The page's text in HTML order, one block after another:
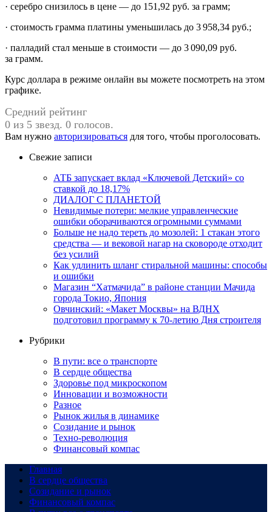
· серебро снизилось в цене — до 151,92 руб. за грамм;
· стоимость грамма платины уменьшилась до 3 958,34 руб.;
· палладий стал меньше в стоимости — до 3 090,09 руб.
за грамм.
Курс доллара в режиме онлайн вы можете посмотреть на этом
графике.
Средний рейтинг
0 из 5 звезд. 0 голосов.
Вам нужно авторизироваться для того, чтобы проголосовать.
Свежие записи
АТБ запускает вклад «Ключевой Детский» со
ставкой до 18,17%
ДИАЛОГ С ПЛАНЕТОЙ
Невидимые потери: мелкие управленческие
ошибки оборачиваются огромными суммами
Больше не надо тереть до мозолей: 1 стакан этого
средства — и вековой нагар на сковороде отходит
без усилий
Как удлинить шланг стиральной машины: способы
и ошибки
Магазин “Хатмачида” в районе станции Мачида
города Токио, Япония
Овчинский: «Макет Москвы» на ВДНХ
подготовил программу к 70-летию Дня строителя
Рубрики
В пути: все о транспорте
В сердце общества
Здоровье под микроскопом
Инновации и возможности
Разное
Рынок жилья в динамике
Созидание и рынок
Техно-революция
Финансовый компас
Главная
В сердце общества
Созидание и рынок
Финансовый компас